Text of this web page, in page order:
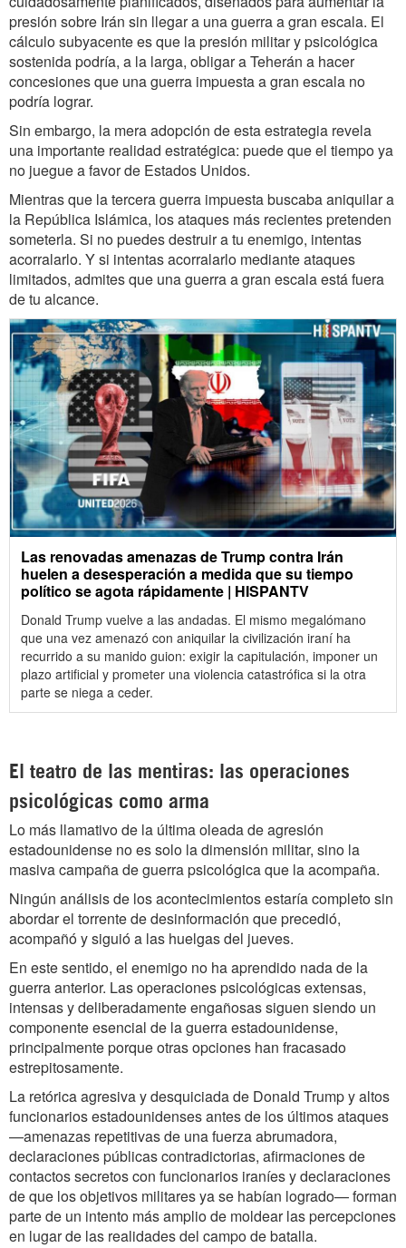
presión sobre Irán sin llegar a una guerra a gran escala. El
cálculo subyacente es que la presión militar y psicológica
sostenida podría, a la larga, obligar a Teherán a hacer
concesiones que una guerra impuesta a gran escala no
podría lograr.
Sin embargo, la mera adopción de esta estrategia revela
una importante realidad estratégica: puede que el tiempo ya
no juegue a favor de Estados Unidos.
Mientras que la tercera guerra impuesta buscaba aniquilar a
la República Islámica, los ataques más recientes pretenden
someterla. Si no puedes destruir a tu enemigo, intentas
acorralarlo. Y si intentas acorralarlo mediante ataques
limitados, admites que una guerra a gran escala está fuera
de tu alcance.
Las renovadas amenazas de Trump contra Irán
huelen a desesperación a medida que su tiempo
político se agota rápidamente | HISPANTV
Donald Trump vuelve a las andadas. El mismo megalómano
que una vez amenazó con aniquilar la civilización iraní ha
recurrido a su manido guion: exigir la capitulación, imponer un
plazo artificial y prometer una violencia catastrófica si la otra
parte se niega a ceder.
El teatro de las mentiras: las operaciones
psicológicas como arma
Lo más llamativo de la última oleada de agresión
estadounidense no es solo la dimensión militar, sino la
masiva campaña de guerra psicológica que la acompaña.
Ningún análisis de los acontecimientos estaría completo sin
abordar el torrente de desinformación que precedió,
acompañó y siguió a las huelgas del jueves.
En este sentido, el enemigo no ha aprendido nada de la
guerra anterior. Las operaciones psicológicas extensas,
intensas y deliberadamente engañosas siguen siendo un
componente esencial de la guerra estadounidense,
principalmente porque otras opciones han fracasado
estrepitosamente.
La retórica agresiva y desquiciada de Donald Trump y altos
funcionarios estadounidenses antes de los últimos ataques
—amenazas repetitivas de una fuerza abrumadora,
declaraciones públicas contradictorias, afirmaciones de
contactos secretos con funcionarios iraníes y declaraciones
de que los objetivos militares ya se habían logrado— forman
parte de un intento más amplio de moldear las percepciones
en lugar de las realidades del campo de batalla.